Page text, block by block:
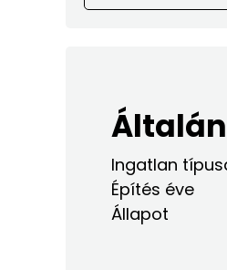
Ingatlan
Építés éve
Állapot